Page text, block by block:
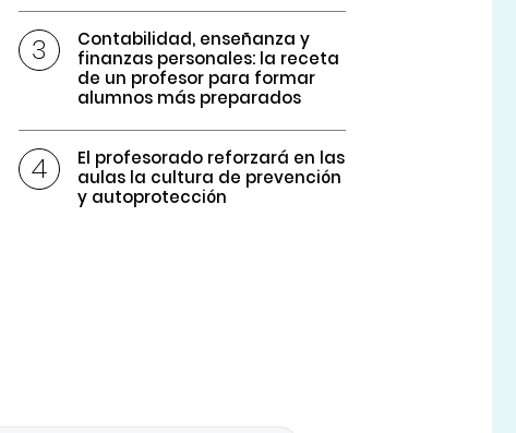
Contabilidad, enseñanza y
finanzas personales: la receta
de un profesor para formar
alumnos más preparados
El profesorado reforzará en las
aulas la cultura de prevención
y autoprotección